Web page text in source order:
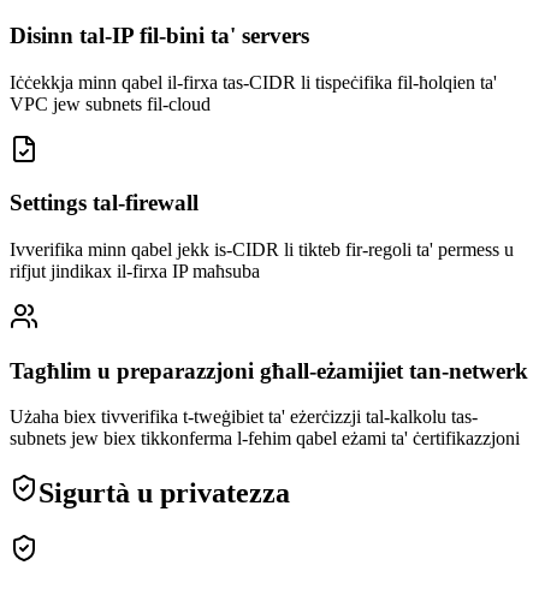
Disinn tal-IP fil-bini ta' servers
Iċċekkja minn qabel il-firxa tas-CIDR li tispeċifika fil-ħolqien ta'
VPC jew subnets fil-cloud
Settings tal-firewall
Ivverifika minn qabel jekk is-CIDR li tikteb fir-regoli ta' permess u
rifjut jindikax il-firxa IP maħsuba
Tagħlim u preparazzjoni għall-eżamijiet tan-netwerk
Użaha biex tivverifika t-tweġibiet ta' eżerċizzji tal-kalkolu tas-
subnets jew biex tikkonferma l-fehim qabel eżami ta' ċertifikazzjoni
Sigurtà u privatezza